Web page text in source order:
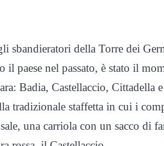
sbandieratori della Torre dei
il paese nel passato, è stato il
Badia, Castellaccio, Cittadella
tradizionale staffetta in cui i
una carriola con un sacco di